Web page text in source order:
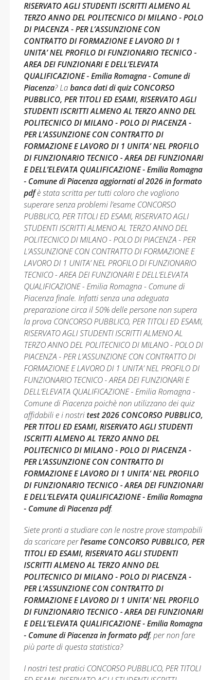
RISERVATO AGLI STUDENTI ISCRITTI ALMENO AL
TERZO ANNO DEL POLITECNICO DI MILANO - POLO
DI PIACENZA - PER L’ASSUNZIONE CON
CONTRATTO DI FORMAZIONE E LAVORO DI 1
UNITA’ NEL PROFILO DI FUNZIONARIO TECNICO -
AREA DEI FUNZIONARI E DELL’ELEVATA
QUALIFICAZIONE - Emilia Romagna - Comune di
Piacenza? Labanca dati di quiz CONCORSO
PUBBLICO, PER TITOLI ED ESAMI, RISERVATO AGLI
STUDENTI ISCRITTI ALMENO AL TERZO ANNO DEL
POLITECNICO DI MILANO - POLO DI PIACENZA -
PER L’ASSUNZIONE CON CONTRATTO DI
FORMAZIONE E LAVORO DI 1 UNITA’ NEL PROFILO
DI FUNZIONARIO TECNICO - AREA DEI FUNZIONARI
E DELL’ELEVATA QUALIFICAZIONE - Emilia Romagna
- Comune di Piacenza aggiornati al 2026 in formato
pdfè stata scritta per tutti coloro che vogliono
superare senza problemi l’esame CONCORSO
PUBBLICO, PER TITOLI ED ESAMI, RISERVATO AGLI
STUDENTI ISCRITTI ALMENO AL TERZO ANNO DEL
POLITECNICO DI MILANO - POLO DI PIACENZA - PER
L’ASSUNZIONE CON CONTRATTO DI FORMAZIONE E
LAVORO DI 1 UNITA’ NEL PROFILO DI FUNZIONARIO
TECNICO - AREA DEI FUNZIONARI E DELL’ELEVATA
QUALIFICAZIONE - Emilia Romagna - Comune di
Piacenza finale. Infatti senza una adeguata
preparazione circa il 50% delle persone non supera
la prova CONCORSO PUBBLICO, PER TITOLI ED ESAMI,
RISERVATO AGLI STUDENTI ISCRITTI ALMENO AL
TERZO ANNO DEL POLITECNICO DI MILANO - POLO DI
PIACENZA - PER L’ASSUNZIONE CON CONTRATTO DI
FORMAZIONE E LAVORO DI 1 UNITA’ NEL PROFILO DI
FUNZIONARIO TECNICO - AREA DEI FUNZIONARI E
DELL’ELEVATA QUALIFICAZIONE - Emilia Romagna -
Comune di Piacenza poichè non utilizzano dei quiz
affidabili e i nostri test 2026 CONCORSO PUBBLICO,
PER TITOLI ED ESAMI, RISERVATO AGLI STUDENTI
ISCRITTI ALMENO AL TERZO ANNO DEL
POLITECNICO DI MILANO - POLO DI PIACENZA -
PER L’ASSUNZIONE CON CONTRATTO DI
FORMAZIONE E LAVORO DI 1 UNITA’ NEL PROFILO
DI FUNZIONARIO TECNICO - AREA DEI FUNZIONARI
E DELL’ELEVATA QUALIFICAZIONE - Emilia Romagna
- Comune di Piacenza pdf.
Siete pronti a studiare con le nostre prove stampabili
da scaricare perl’esame CONCORSO PUBBLICO, PER
TITOLI ED ESAMI, RISERVATO AGLI STUDENTI
ISCRITTI ALMENO AL TERZO ANNO DEL
POLITECNICO DI MILANO - POLO DI PIACENZA -
PER L’ASSUNZIONE CON CONTRATTO DI
FORMAZIONE E LAVORO DI 1 UNITA’ NEL PROFILO
DI FUNZIONARIO TECNICO - AREA DEI FUNZIONARI
E DELL’ELEVATA QUALIFICAZIONE - Emilia Romagna
- Comune di Piacenza in formato pdf, per non fare
più parte di questa statistica?
I nostri test pratici CONCORSO PUBBLICO, PER TITOLI